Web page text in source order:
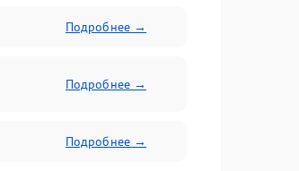
Подробнее →
Подробнее →
Подробнее →